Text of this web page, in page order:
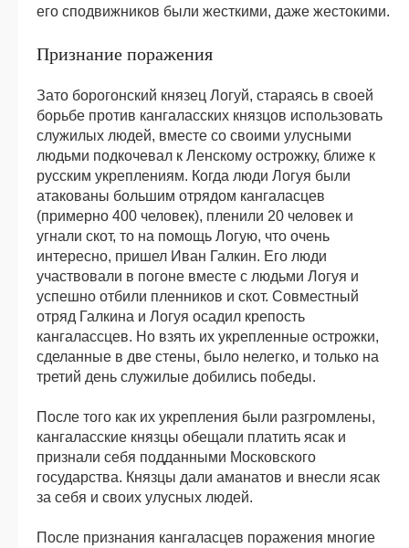
его сподвижников были жесткими, даже жестокими.
Признание поражения
Зато борогонский князец Логуй, стараясь в своей
борьбе против кангаласских князцов использовать
служилых людей, вместе со своими улусными
людьми подкочевал к Ленскому острожку, ближе к
русским укреплениям. Когда люди Логуя были
атакованы большим отрядом кангаласцев
(примерно 400 человек), пленили 20 человек и
угнали скот, то на помощь Логую, что очень
интересно, пришел Иван Галкин. Его люди
участвовали в погоне вместе с людьми Логуя и
успешно отбили пленников и скот. Совместный
отряд Галкина и Логуя осадил крепость
кангалассцев. Но взять их укрепленные острожки,
сделанные в две стены, было нелегко, и только на
третий день служилые добились победы.
После того как их укрепления были разгромлены,
кангаласские князцы обещали платить ясак и
признали себя подданными Московского
государства. Князцы дали аманатов и внесли ясак
за себя и своих улусных людей.
После признания кангаласцев поражения многие